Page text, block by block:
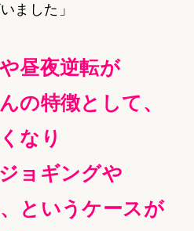
ました」
昼夜逆転が
の特徴として、
なり
ョギングや
というケースが